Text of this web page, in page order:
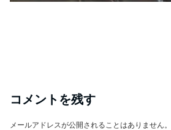
コメントを残す
メールアドレスが公開されることはありません。